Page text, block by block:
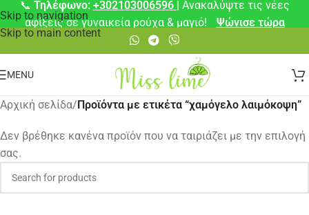
Skip to navigation
Skip to main content
📞 Τηλέφωνο: +302103006596 | Ανακαλύψτε τις νέες
αφίξεις σε γυναικεία ρούχα & μαγιό!
Ψώνισε τώρα
MENU
Αρχική σελίδα/Προϊόντα με ετικέτα “χαμόγελο λαιμόκοψη”
Δεν βρέθηκε κανένα προϊόν που να ταιριάζει με την επιλογή
σας.